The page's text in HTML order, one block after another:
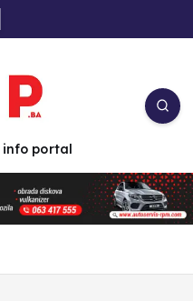
info portal